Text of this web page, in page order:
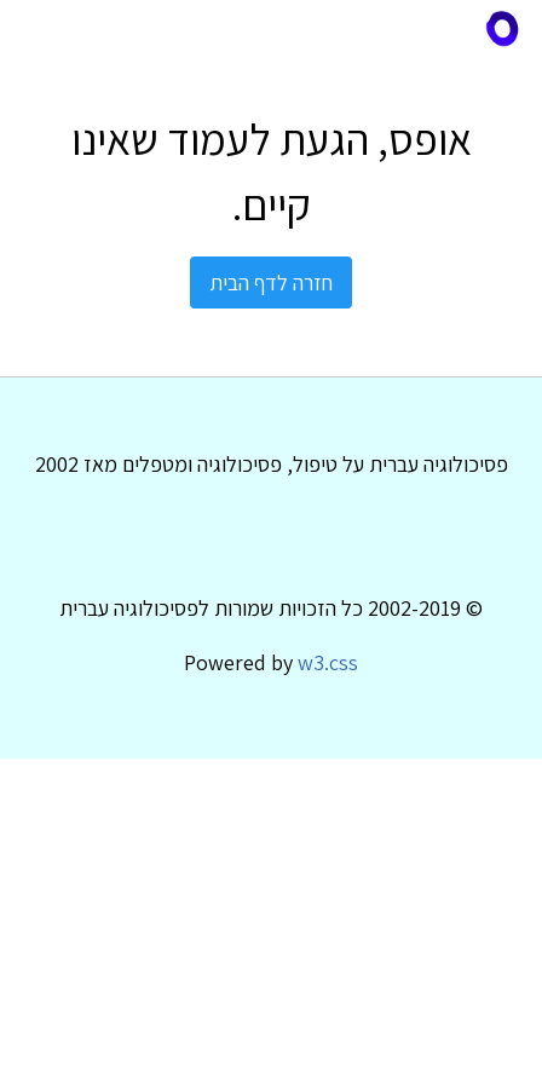
אופס, הגעת לעמוד שאינו
קיים.
חזרה לדף הבית
פסיכולוגיה עברית על טיפול, פסיכולוגיה ומטפלים מאז 2002
© 2002-2019 כל הזכויות שמורות לפסיכולוגיה עברית
Powered byw3.css